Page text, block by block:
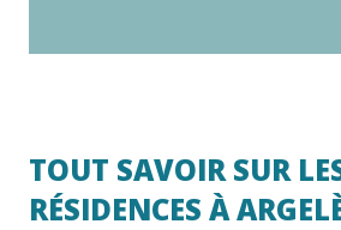
TOUT SAVOIR SUR
RÉSIDENCES À